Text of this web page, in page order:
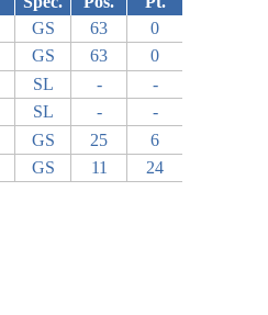
GS 63
0
GS 63
0
SL -
-
SL -
-
GS 25
6
GS 11 24